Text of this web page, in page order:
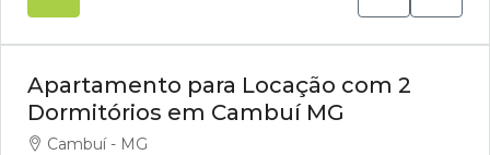
Apartamento para Locação com 2
Dormitórios em Cambuí MG
Cambuí - MG